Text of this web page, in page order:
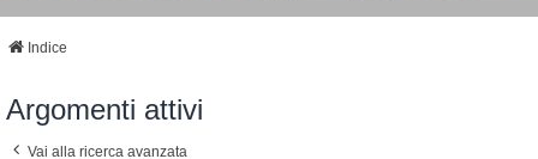
Indice
Argomenti attivi
Vai alla ricerca avanzata